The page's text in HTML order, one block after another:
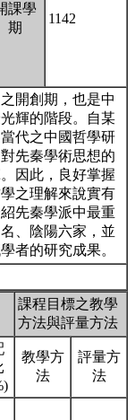
課學
期
1142
開創期，也是中
輝的階段。自某
代之中國哲學研
先秦學術思想的
因此，良好掌握
之理解來說實有
先秦學派中最重
、陰陽六家，並
者的研究成果。
課程目標之教學
方法與評量方法
教學方
法
評量方
法